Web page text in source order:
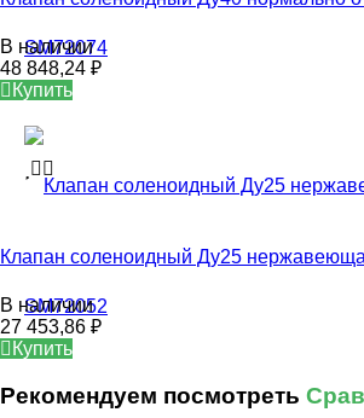
В наличии
48 848,24 ₽
Купить
Клапан соленоидный Ду25
В наличии
27 453,86 ₽
Купить
Рекомендуем посмотреть